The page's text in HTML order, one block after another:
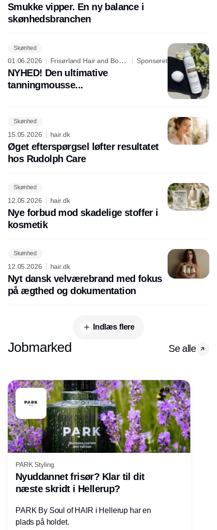
Smukke vipper. En ny balance i
skønhedsbranchen
Skønhed
01.06.2026
Frisørland Hair and Body
Care
Sponseret
NYHED! Den ultimative
tanningmousse...
Skønhed
15.05.2026 hair.dk
Øget efterspørgsel løfter resultatet
hos Rudolph Care
Skønhed
12.05.2026 hair.dk
Nye forbud mod skadelige stoffer i
kosmetik
Skønhed
12.05.2026 hair.dk
Nyt dansk velværebrand med fokus
på ægthed og dokumentation
Indlæs flere
Jobmarked Se alle
PARK Styling
Nyuddannet frisør? Klar til dit
næste skridt i Hellerup?
PARK By Soul of HAIR i Hellerup har en
plads på holdet.